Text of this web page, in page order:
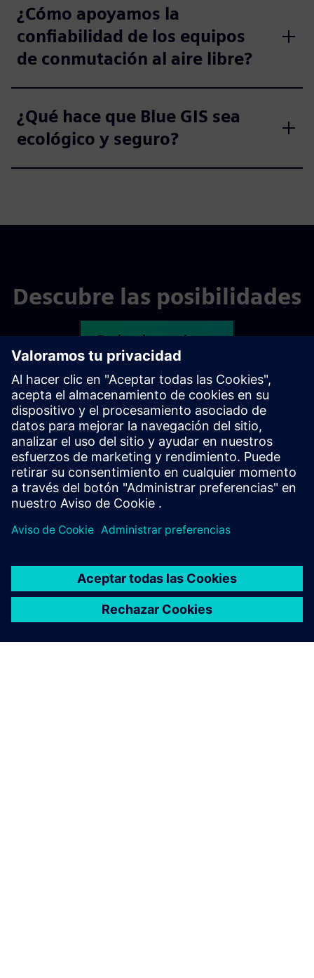
¿Cómo apoyamos la
confiabilidad de los equipos
de conmutación al aire libre?
¿Qué hace que Blue GIS sea
ecológico y seguro?
Descubre las posibilidades
Explora los productos
Ponte en contacto con nosotros